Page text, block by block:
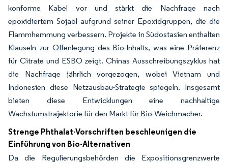
konforme Kabel vor und stärkt die Nachfrage nach
epoxidiertem Sojaöl aufgrund seiner Epoxidgruppen, die die
Flammhemmung verbessern. Projekte in Südostasien enthalten
Klauseln zur Offenlegung des Bio-Inhalts, was eine Präferenz
für Citrate und ESBO zeigt. Chinas Ausschreibungszyklus hat
die Nachfrage jährlich vorgezogen, wobei Vietnam und
Indonesien diese Netzausbau-Strategie spiegeln. Insgesamt
bieten diese Entwicklungen eine nachhaltige
Wachstumstrajektorie für den Markt für Bio-Weichmacher.
Strenge Phthalat-Vorschriften beschleunigen die
Einführung von Bio-Alternativen
Da die Regulierungsbehörden die Expositionsgrenzwerte